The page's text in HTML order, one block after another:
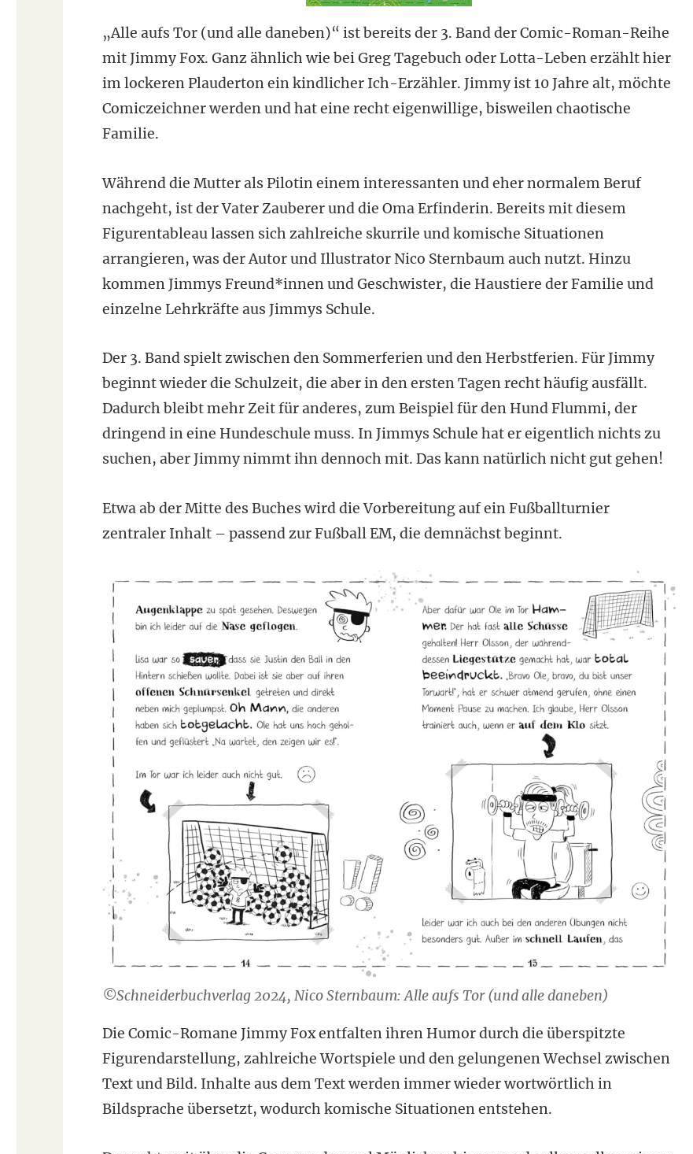
„Alle aufs Tor (und alle daneben)“ ist bereits der 3. Band der Comic-Roman-Reihe
mit Jimmy Fox. Ganz ähnlich wie bei Greg Tagebuch oder Lotta-Leben erzählt hier
im lockeren Plauderton ein kindlicher Ich-Erzähler. Jimmy ist 10 Jahre alt, möchte
Comiczeichner werden und hat eine recht eigenwillige, bisweilen chaotische
Familie.
Während die Mutter als Pilotin einem interessanten und eher normalem Beruf
nachgeht, ist der Vater Zauberer und die Oma Erfinderin. Bereits mit diesem
Figurentableau lassen sich zahlreiche skurrile und komische Situationen
arrangieren, was der Autor und Illustrator Nico Sternbaum auch nutzt. Hinzu
kommen Jimmys Freund*innen und Geschwister, die Haustiere der Familie und
einzelne Lehrkräfte aus Jimmys Schule.
Der 3. Band spielt zwischen den Sommerferien und den Herbstferien. Für Jimmy
beginnt wieder die Schulzeit, die aber in den ersten Tagen recht häufig ausfällt.
Dadurch bleibt mehr Zeit für anderes, zum Beispiel für den Hund Flummi, der
dringend in eine Hundeschule muss. In Jimmys Schule hat er eigentlich nichts zu
suchen, aber Jimmy nimmt ihn dennoch mit. Das kann natürlich nicht gut gehen!
Etwa ab der Mitte des Buches wird die Vorbereitung auf ein Fußballturnier
zentraler Inhalt – passend zur Fußball EM, die demnächst beginnt.
©Schneiderbuchverlag 2024, Nico Sternbaum: Alle aufs Tor (und alle daneben)
Die Comic-Romane Jimmy Fox entfalten ihren Humor durch die überspitzte
Figurendarstellung, zahlreiche Wortspiele und den gelungenen Wechsel zwischen
Text und Bild. Inhalte aus dem Text werden immer wieder wortwörtlich in
Bildsprache übersetzt, wodurch komische Situationen entstehen.